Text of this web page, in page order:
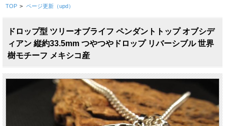
TOP > ページ更新（upd）
ドロップ型 ツリーオブライフ ペンダントトップ オブシデ
ィアン 縦約33.5mm つやつやドロップ リバーシブル 世界
樹モチーフ メキシコ産